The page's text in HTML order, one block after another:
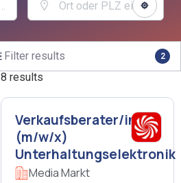
Filter results 2
8 results
Verkaufsberater/in
(m/w/x)
Unterhaltungselektronik
Media Markt